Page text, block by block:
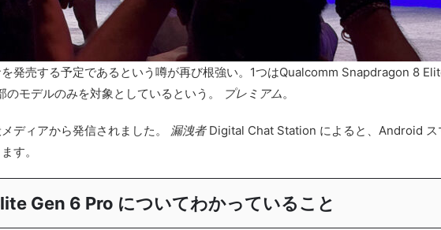
発売する予定であるという噂が再び根強い。1つはQualcomm Snapdragon 8
モデルのみを対象としているという。
プレミアム。
ディアから発信されました。 漏洩者Digital Chat Station によると、Android ス
す。
Gen 6 Pro についてわかっていること